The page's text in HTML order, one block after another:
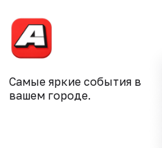
Самые яркие события в
вашем городе.